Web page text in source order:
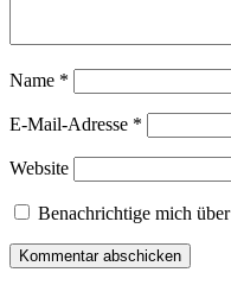
Name *
E-Mail-Adresse *
Website
Benachrichtige mich